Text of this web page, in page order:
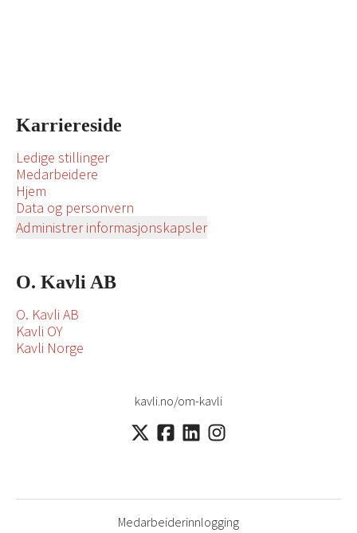
Karriereside
Ledige stillinger
Medarbeidere
Hjem
Data og personvern
Administrer informasjonskapsler
O. Kavli AB
O. Kavli AB
Kavli OY
Kavli Norge
kavli.no/om-kavli
Medarbeiderinnlogging